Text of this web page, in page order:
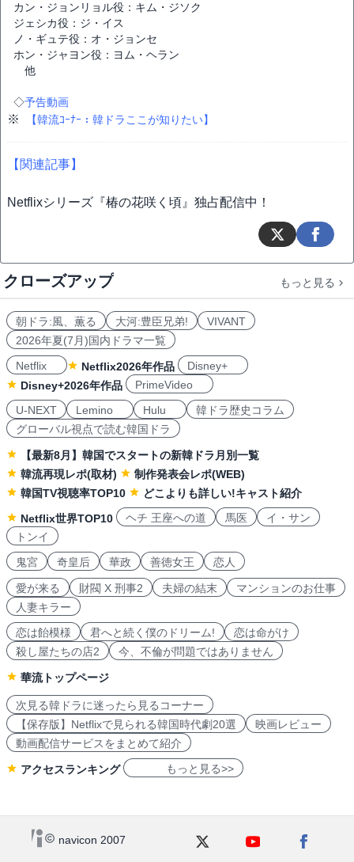
カン・ジョンリョル役：キム・ジソク
ジェシカ役：ジ・イス
ノ・ギュテ役：オ・ジョンセ
ホン・ジャヨン役：ヨム・ヘラン
他
◇予告動画
※ 【韓流ｺｰﾅｰ：韓ドラここが知りたい】
【関連記事】
Netflixシリーズ『椿の花咲く頃』独占配信中！
クローズアップ もっと見る
朝ドラ:風、薫る 大河:豊臣兄弟!
VIVANT
2026年夏(7月)国内ドラマ一覧
Netflix
Netflix2026年作品
Disney+
Disney+2026年作品
PrimeVideo
U-NEXT
Lemino Hulu
韓ドラ歴史コラム
グローバル視点で読む韓国ドラ
【最新8月】韓国でスタートの新韓ドラ月別一覧
韓流再現レポ(取材)
制作発表会レポ(WEB)
韓国TV視聴率TOP10
どこよりも詳しい!キャスト紹介
Netflix世界TOP10
ヘチ 王座への道 馬医
イ・サン
トンイ
鬼宮
奇皇后 華政 善徳女王 恋人
愛が来る 財閥 X 刑事2 夫婦の結末
マンションのお仕事
人妻キラー
恋は飴模様
君へと続く僕のドリーム!
恋は命がけ
殺し屋たちの店2
今、不倫が問題ではありません
華流トップページ
次見る韓ドラに迷ったら見るコーナー
【保存版】Netflixで見られる韓国時代劇20選
映画レビュー
動画配信サービスをまとめて紹介
アクセスランキング もっと見る>>
navicon 2007